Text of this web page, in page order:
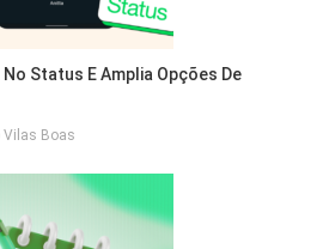
Status E Amplia Opções De
Vilas Boas